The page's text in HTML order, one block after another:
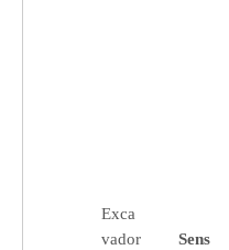
Exca
vador
Sens